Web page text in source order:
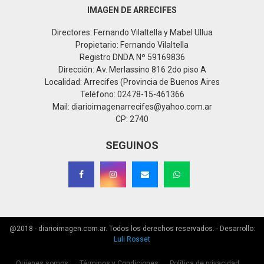
IMAGEN DE ARRECIFES
Directores: Fernando Vilaltella y Mabel Ullua
Propietario: Fernando Vilaltella
Registro DNDA Nº 59169836
Dirección: Av. Merlassino 816 2do piso A
Localidad: Arrecifes (Provincia de Buenos Aires
Teléfono: 02478-15-461366
Mail: diarioimagenarrecifes@yahoo.com.ar
CP: 2740
SEGUINOS
@2018 - diarioimagen.com.ar. Todos los derechos reservados. - Desarrollo:
Luli Rosset